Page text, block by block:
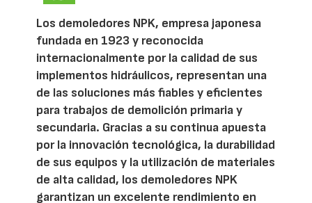
Los demoledores NPK, empresa japonesa
fundada en 1923 y reconocida
internacionalmente por la calidad de sus
implementos hidráulicos, representan una
de las soluciones más fiables y eficientes
para trabajos de demolición primaria y
secundaria. Gracias a su continua apuesta
por la innovación tecnológica, la durabilidad
de sus equipos y la utilización de materiales
de alta calidad, los demoledores NPK
garantizan un excelente rendimiento en